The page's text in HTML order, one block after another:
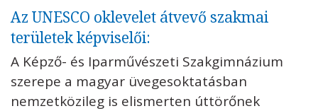
Az UNESCO oklevelet átvevő szakmai
területek képviselői:
A Képző- és Iparművészeti Szakgimnázium
szerepe a magyar üvegesoktatásban
nemzetközileg is elismerten úttörőnek